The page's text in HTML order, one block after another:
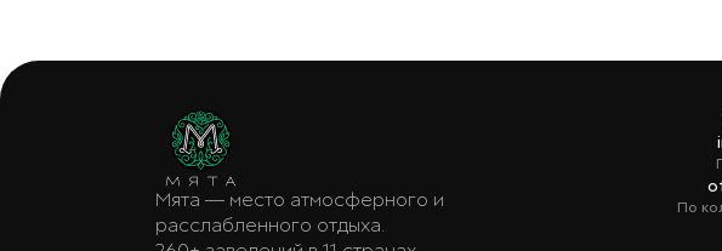
Мята — место атмосферного и
расслабленного отдыха.
По